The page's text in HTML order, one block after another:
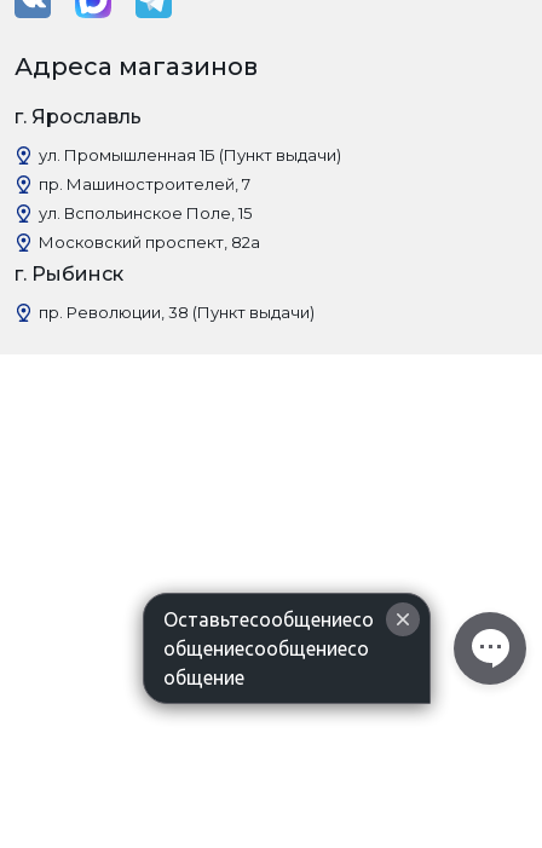
Адреса магазинов
г. Ярославль
ул. Промышленная 1Б (Пункт выдачи)
пр. Машиностроителей, 7
ул. Вспольинское Поле, 15
Московский проспект, 82а
г. Рыбинск
пр. Революции, 38 (Пункт выдачи)
Оставьтесообщениесо
общениесообщениесо
общение